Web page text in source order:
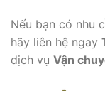
Nếu bạn có nhu
hãy liên hệ ngay
dịch vụ Vận